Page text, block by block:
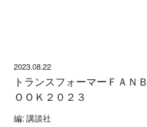
2023.08.22
トランスフォーマーＦＡＮＢ
ＯＯＫ２０２３
編: 講談社